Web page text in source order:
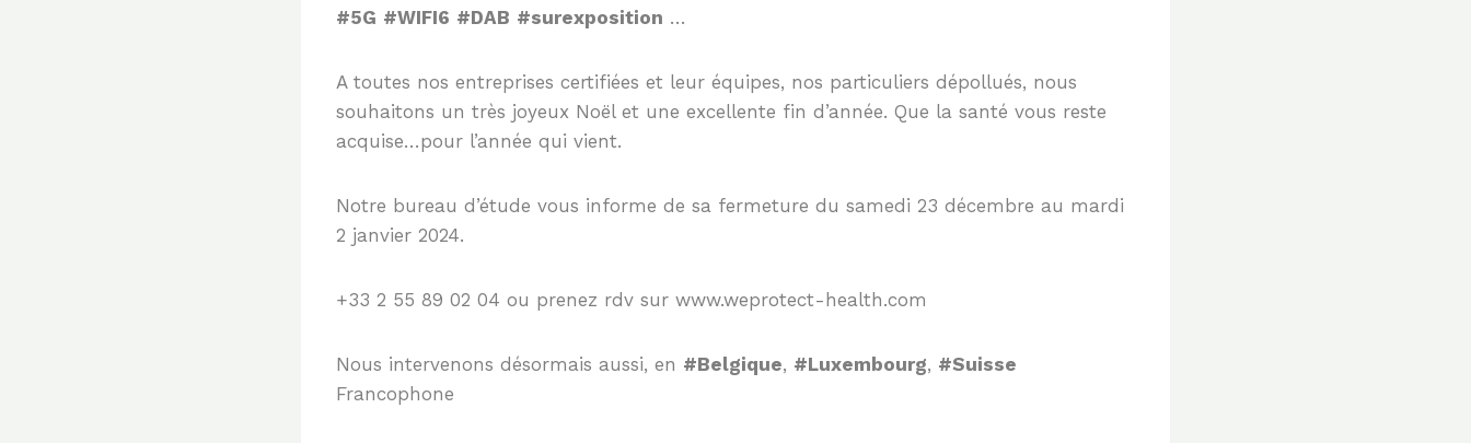
#5G #WIFI6 #DAB #surexposition …
A toutes nos entreprises certifiées et leur équipes, nos particuliers dépollués, nous
souhaitons un très joyeux Noël et une excellente fin d’année. Que la santé vous reste
acquise…pour l’année qui vient.
Notre bureau d’étude vous informe de sa fermeture du samedi 23 décembre au mardi
2 janvier 2024.
+33 2 55 89 02 04 ou prenez rdv sur www.weprotect-health.com
Nous intervenons désormais aussi, en #Belgique, #Luxembourg, #Suisse
Francophone